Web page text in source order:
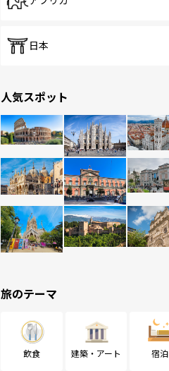
日本
人気スポット
旅のテーマ
飲食 建築・アート 宿泊